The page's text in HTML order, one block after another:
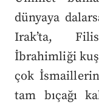
dünyaya
Irak’ta,
İbrahimliği
çok
tam bıçağı